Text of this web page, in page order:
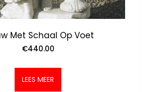
Met Schaal Op Voet
€440.00
LEES MEER